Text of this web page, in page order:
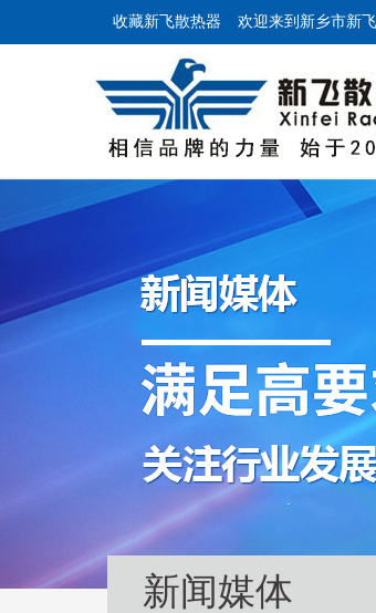
收藏新飞散热器 欢迎来到新乡市新
新闻媒体